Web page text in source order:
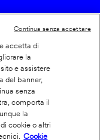
accetta di
la
e assistere
del banner,
senza
comporta il
la
cookie o altri
Cookie
Continua senza accettare